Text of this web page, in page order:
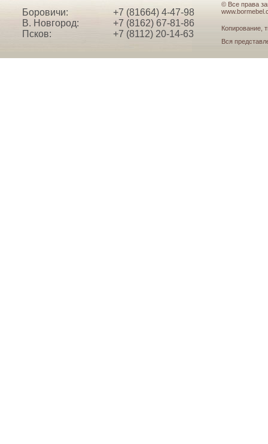
Боровичи:
+7 (81664) 4-47-98
В. Новгород:
+7 (8162) 67-81-86
Псков:
+7 (8112) 20-14-63
© Все права
Копирование,
Вся